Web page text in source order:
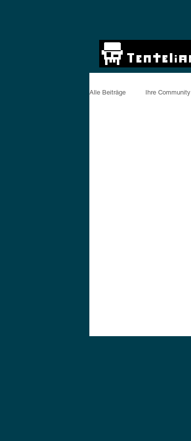
Alle Beiträge Ihre Community